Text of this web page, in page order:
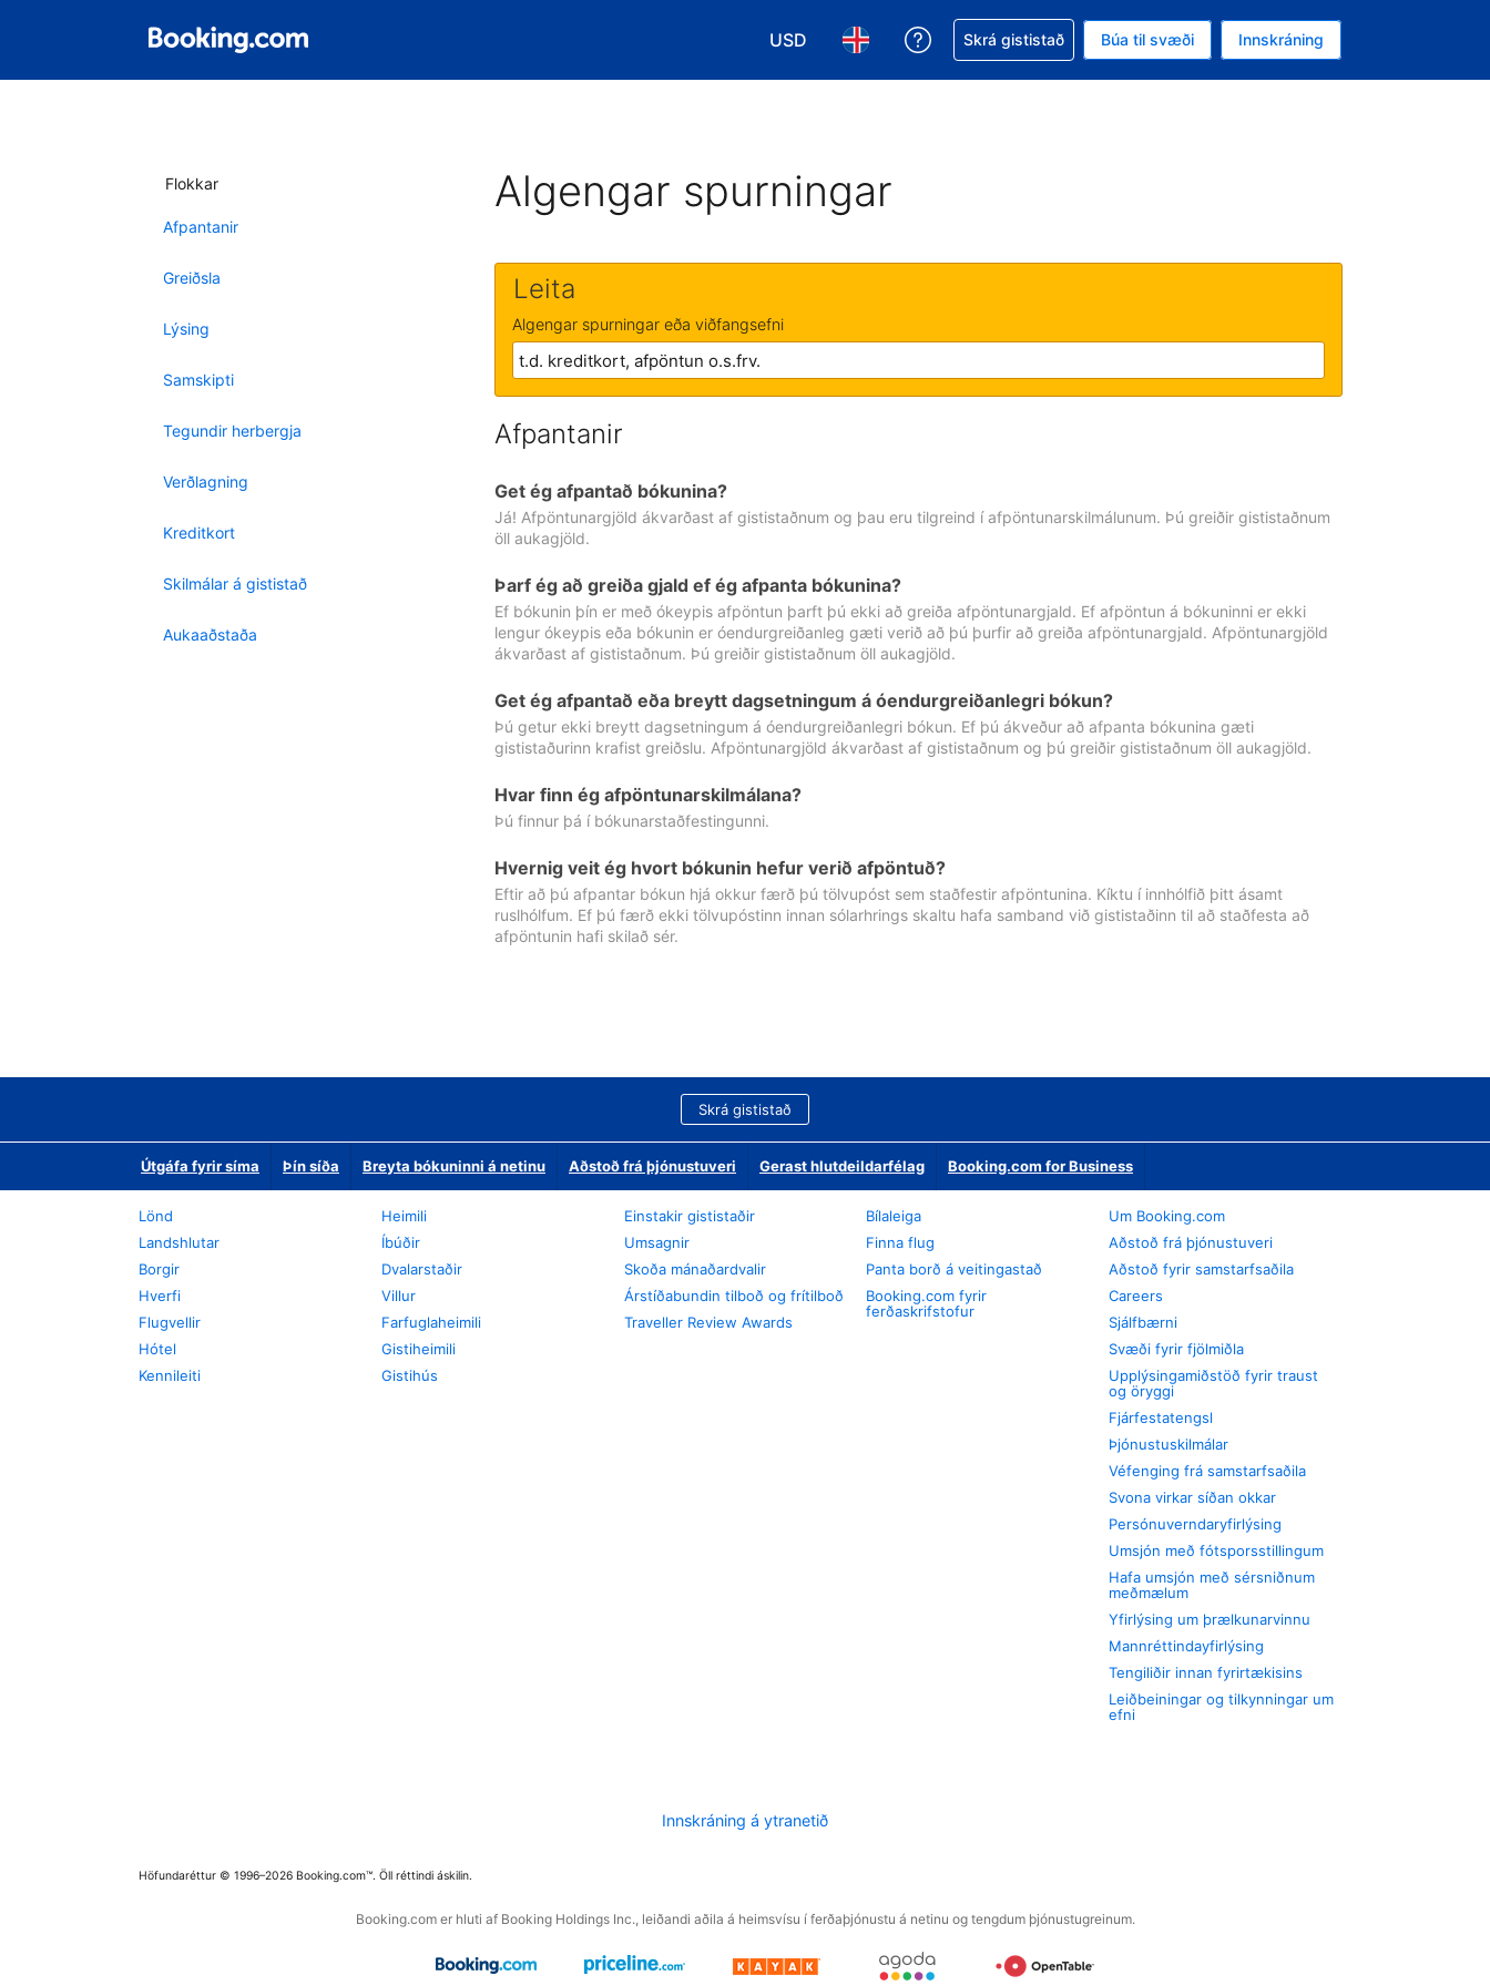
USD
Veldu gjaldmiðil. Í augnablikinu er gjaldmiðillinn Bandaríkjadalur
Veldu þitt tungumál. Í augnablikinu er tungumál þitt Íslensku
Fá aðstoð við bókunina
Skrá gististað Búa til svæði Innskráning
Flokkar
Afpantanir
Greiðsla
Lýsing
Samskipti
Tegundir herbergja
Verðlagning
Kreditkort
Skilmálar á gististað
Aukaaðstaða
Algengar spurningar
Leita
Algengar spurningar eða viðfangsefni
Afpantanir
Get ég afpantað bókunina?
Já! Afpöntunargjöld ákvarðast af gististaðnum og þau eru tilgreind í afpöntunarskilmálunum. Þú greiðir gististaðnum
öll aukagjöld.
Þarf ég að greiða gjald ef ég afpanta bókunina?
Ef bókunin þín er með ókeypis afpöntun þarft þú ekki að greiða afpöntunargjald. Ef afpöntun á bókuninni er ekki
lengur ókeypis eða bókunin er óendurgreiðanleg gæti verið að þú þurfir að greiða afpöntunargjald. Afpöntunargjöld
ákvarðast af gististaðnum. Þú greiðir gististaðnum öll aukagjöld.
Get ég afpantað eða breytt dagsetningum á óendurgreiðanlegri bókun?
Þú getur ekki breytt dagsetningum á óendurgreiðanlegri bókun. Ef þú ákveður að afpanta bókunina gæti
gististaðurinn krafist greiðslu. Afpöntunargjöld ákvarðast af gististaðnum og þú greiðir gististaðnum öll aukagjöld.
Hvar finn ég afpöntunarskilmálana?
Þú finnur þá í bókunarstaðfestingunni.
Hvernig veit ég hvort bókunin hefur verið afpöntuð?
Eftir að þú afpantar bókun hjá okkur færð þú tölvupóst sem staðfestir afpöntunina. Kíktu í innhólfið þitt ásamt
ruslhólfum. Ef þú færð ekki tölvupóstinn innan sólarhrings skaltu hafa samband við gististaðinn til að staðfesta að
afpöntunin hafi skilað sér.
Skrá gististað
Útgáfa fyrir síma Þín síða Breyta bókuninni á netinu Aðstoð frá þjónustuveri Gerast hlutdeildarfélag Booking.com for Business
Lönd
Landshlutar
Borgir
Hverfi
Flugvellir
Hótel
Kennileiti
Heimili
Íbúðir
Dvalarstaðir
Villur
Farfuglaheimili
Gistiheimili
Gistihús
Einstakir gististaðir
Umsagnir
Skoða mánaðardvalir
Árstíðabundin tilboð og frítilboð
Traveller Review Awards
Bílaleiga
Finna flug
Panta borð á veitingastað
Booking.com fyrir
ferðaskrifstofur
Um Booking.com
Aðstoð frá þjónustuveri
Aðstoð fyrir samstarfsaðila
Careers
Sjálfbærni
Svæði fyrir fjölmiðla
Upplýsingamiðstöð fyrir traust
og öryggi
Fjárfestatengsl
Þjónustuskilmálar
Véfenging frá samstarfsaðila
Svona virkar síðan okkar
Persónuverndaryfirlýsing
Umsjón með fótsporsstillingum
Hafa umsjón með sérsniðnum
meðmælum
Yfirlýsing um þrælkunarvinnu
Mannréttindayfirlýsing
Tengiliðir innan fyrirtækisins
Leiðbeiningar og tilkynningar um
efni
Innskráning á ytranetið
Höfundaréttur © 1996–2026 Booking.com™. Öll réttindi áskilin.
Booking.com er hluti af Booking Holdings Inc., leiðandi aðila á heimsvísu í ferðaþjónustu á netinu og tengdum þjónustugreinum.